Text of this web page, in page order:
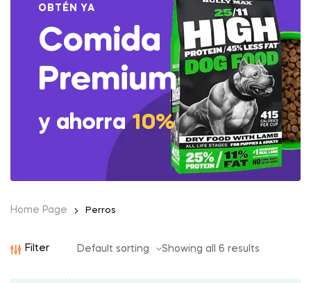
OBTÉN YA
Comida
Premium
y ahorra10%
Home Page Perros
Filter Showing all 6 results